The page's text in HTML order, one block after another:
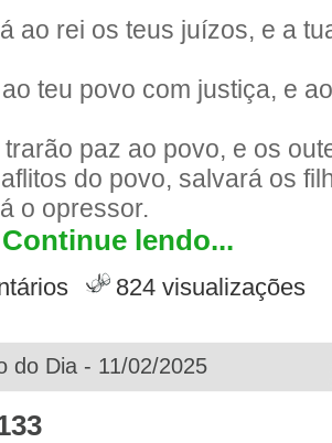
ao rei os teus juízos, e a
teu povo com justiça, e
paz ao povo, e os
do povo, salvará os
o opressor.
Continue lendo...
824 visualizações
do Dia - 11/02/2025